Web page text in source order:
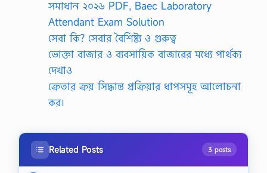
সমাধান ২০২৬ PDF, Baec Laboratory
Attendant Exam Solution
সেবা কি? সেবার বৈশিষ্ট্য ও গুরুত্ব
ভোক্তা বাজার ও ব্যবসায়িক বাজারের মধ্যে পার্থক্য
দেখাও
ক্রেতার ক্রয় সিদ্ধান্ত প্রক্রিয়ার ধাপসমূহ আলোচনা
কর।
Related Posts 3 posts